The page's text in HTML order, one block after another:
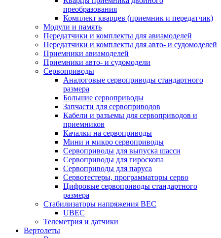
преобразования
Комплект кварцев (приемник и передатчик)
Модули и память
Передатчики и комплекты для авиамоделей
Передатчики и комплекты для авто- и судомоделей
Приемники авиамоделей
Приемники авто- и судомодели
Сервоприводы
Аналоговые сервоприводы стандартного
размера
Большие сервоприводы
Запчасти для сервоприводов
Кабели и разъемы для сервоприводов и
приемников
Качалки на сервоприводы
Мини и микро сервоприводы
Сервоприводы для выпуска шасси
Сервоприводы для гироскопа
Сервоприводы для паруса
Сервотестеры, программаторы серво
Цифровые сервоприводы стандартного
размера
Стабилизаторы напряжения BEC
UBEC
Телеметрия и датчики
Вертолеты